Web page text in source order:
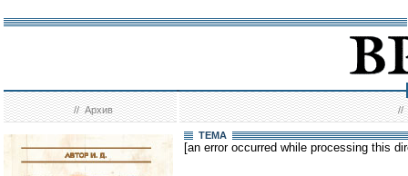
//Архив //
ТЕМА
[an error occurred while processing this